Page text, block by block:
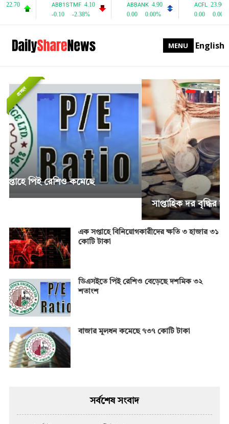
MENU English
সাপ্তাহিক দর বৃদ্ধির শীর্ষে পিএফফার্স্ট মিউচুয়াল ফান্ড
এক সপ্তাহে বিনিয়োগকারীদের ক্ষতি ৩ হাজার ৩১
কোটি টাকা
ডিএসইতে পিই রেশিও বেড়েছে দশমিক ৩২
শতাংশ
বাজার মূলধন কমেছে ৭৩৭ কোটি টাকা
প্রচ্ছদ
সর্বশেষ সংবাদ